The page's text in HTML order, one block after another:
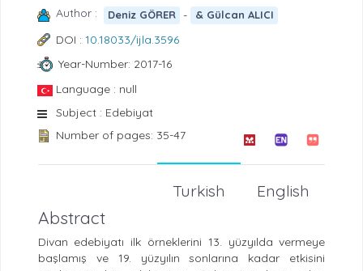
Author : Deniz GÖRER - & Gülcan ALICI
DOI : 10.18033/ijla.3596
Year-Number: 2017-16
Language : null
Subject : Edebiyat
Number of pages: 35-47
English
Turkish
Abstract
Divan edebiyatı ilk örneklerini 13. yüzyılda vermeye
başlamış ve 19. yüzyılın sonlarına kadar etkisini